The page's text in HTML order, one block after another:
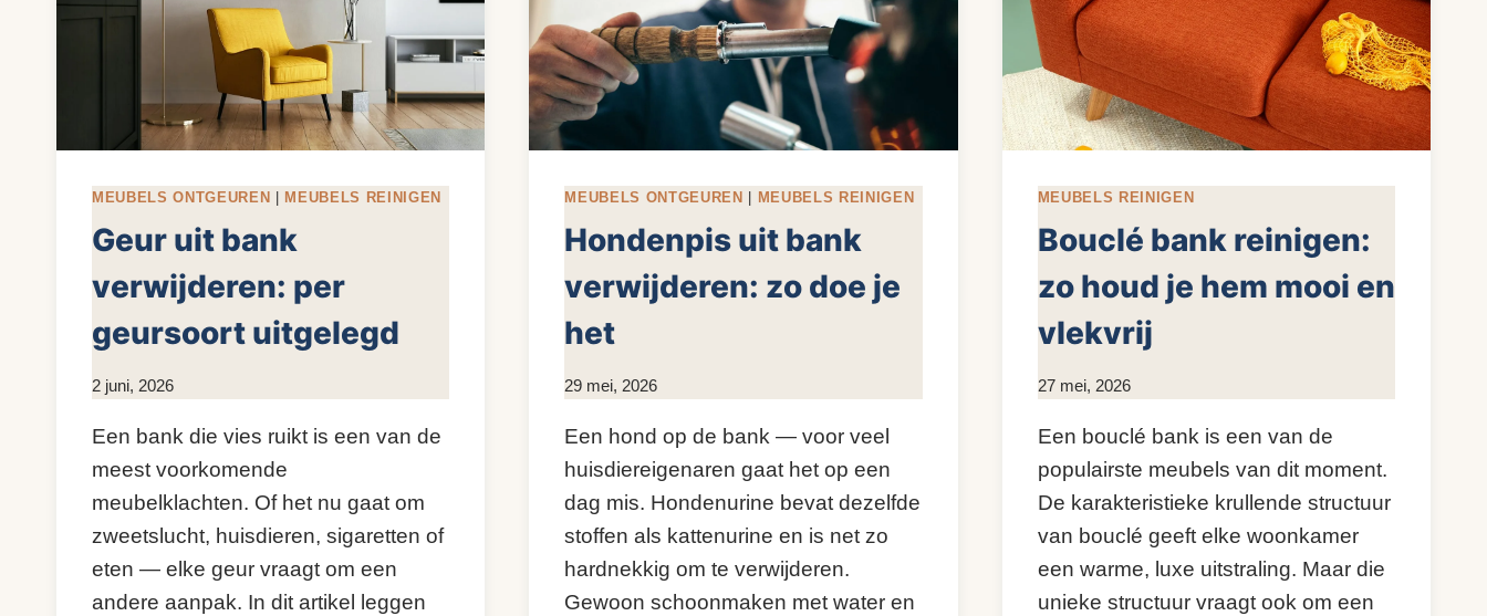
MEUBELS ONTGEUREN MEUBELS REINIGEN
Geur uit bank
verwijderen: per
geursoort uitgelegd
Door
2 juni, 2026
Een bank die vies ruikt is een van de
meest voorkomende
meubelklachten. Of het nu gaat om
zweetslucht, huisdieren, sigaretten of
eten — elke geur vraagt om een
andere aanpak. In dit artikel leggen
MEUBELS ONTGEUREN MEUBELS REINIGEN
Hondenpis uit bank
verwijderen: zo doe je
het
Door
29 mei, 2026
Een hond op de bank — voor veel
huisdiereigenaren gaat het op een
dag mis. Hondenurine bevat dezelfde
stoffen als kattenurine en is net zo
hardnekkig om te verwijderen.
Gewoon schoonmaken met water en
MEUBELS REINIGEN
Bouclé bank reinigen:
zo houd je hem mooi en
vlekvrij
Door
27 mei, 2026
Een bouclé bank is een van de
populairste meubels van dit moment.
De karakteristieke krullende structuur
van bouclé geeft elke woonkamer
een warme, luxe uitstraling. Maar die
unieke structuur vraagt ook om een